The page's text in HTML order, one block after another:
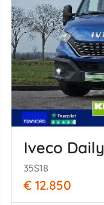
Iveco Daily
35S18
€ 12.850